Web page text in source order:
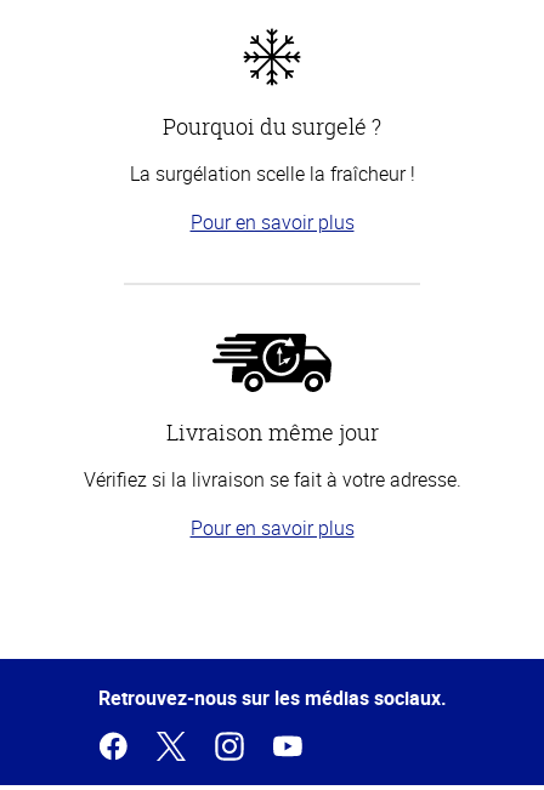
Pourquoi du surgelé ?
La surgélation scelle la fraîcheur !
Pour en savoir plus
Livraison même jour
Vérifiez si la livraison se fait à votre adresse.
Pour en savoir plus
de la
Retrouvez-nous sur les médias sociaux.